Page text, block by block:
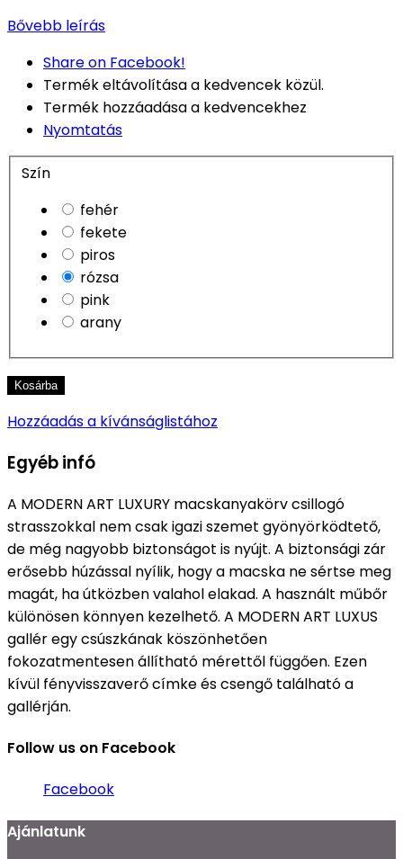
Bővebb leírás
Share on Facebook!
Termék eltávolítása a kedvencek közül.
Termék hozzáadása a kedvencekhez
Nyomtatás
Szín
fehér
fekete
piros
rózsa
pink
arany
Kosárba
Hozzáadás a kívánságlistához
Egyéb infó
A MODERN ART LUXURY macskanyakörv csillogó
strasszokkal nem csak igazi szemet gyönyörködtető,
de még nagyobb biztonságot is nyújt. A biztonsági zár
erősebb húzással nyílik, hogy a macska ne sértse meg
magát, ha útközben valahol elakad. A használt műbőr
különösen könnyen kezelhető. A MODERN ART LUXUS
gallér egy csúszkának köszönhetően
fokozatmentesen állítható mérettől függően. Ezen
kívül fényvisszaverő címke és csengő található a
gallérján.
Follow us on Facebook
Facebook
Ajánlatunk